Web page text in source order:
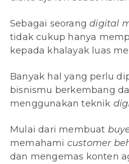
Sebagai seorangdigital
tidak cukup hanya
kepada khalayak luas
Banyak hal yang perlu
bisnismu berkembang
menggunakan teknik
Mulai dari membuat
memahami customer
dan mengemas konten